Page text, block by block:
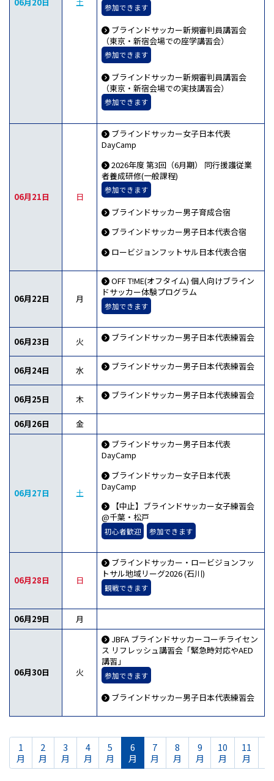
06月20日 土 参加できます
ブラインドサッカー新規審判員講習会
（東京・新宿会場での座学講習会）
参加できます
ブラインドサッカー新規審判員講習会
（東京・新宿会場での実技講習会）
参加できます
06月21日 日
ブラインドサッカー女子日本代表
DayCamp
2026年度 第3回（6月期） 同行援護従業
者養成研修(一般課程)
参加できます
ブラインドサッカー男子育成合宿
ブラインドサッカー男子日本代表合宿
ロービジョンフットサル日本代表合宿
06月22日 月
OFF T!ME(オフタイム) 個人向けブライン
ドサッカー体験プログラム
参加できます
06月23日 火 ブラインドサッカー男子日本代表練習会
06月24日 水 ブラインドサッカー男子日本代表練習会
06月25日 木 ブラインドサッカー男子日本代表練習会
06月26日 金
06月27日 土
ブラインドサッカー男子日本代表
DayCamp
ブラインドサッカー女子日本代表
DayCamp
【中止】ブラインドサッカー女子練習会
@千葉・松戸
初心者歓迎 参加できます
06月28日 日
ブラインドサッカー・ロービジョンフッ
トサル地域リーグ2026 (石川)
観戦できます
06月29日 月
06月30日 火
JBFA ブラインドサッカーコーチライセン
ス リフレッシュ講習会「緊急時対応やAED
講習」
参加できます
ブラインドサッカー男子日本代表練習会
1
月
2
月
3
月
4
月
5
月
6
月
7
月
8
月
9
月
10
月
11
月